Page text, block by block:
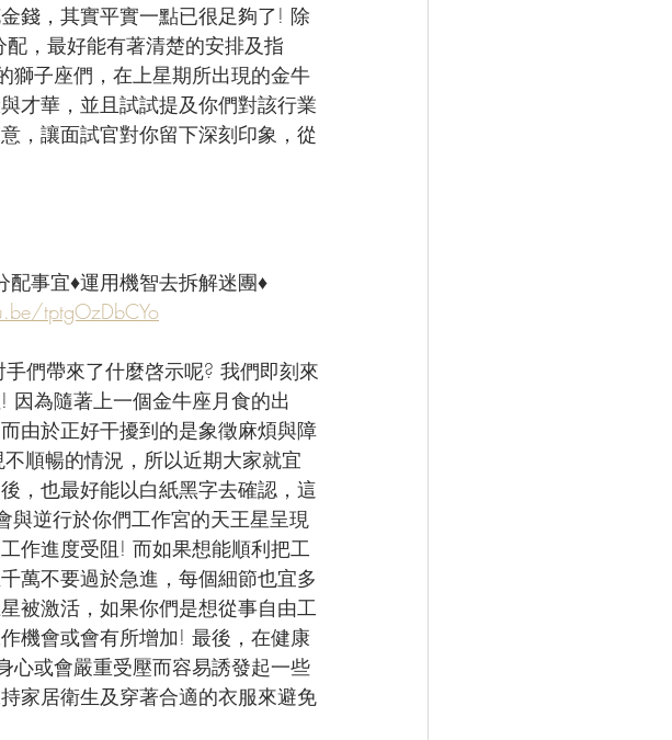
錢，其實平實一點已很足夠了! 除
，最好能有著清楚的安排及指
獅子座們，在上星期所出現的金牛
才華，並且試試提及你們對該行業
，讓面試官對你留下深刻印象，從
配事宜♦運用機智去拆解迷團♦
tptgOzDbCYo
們帶來了什麼啓示呢? 我們即刻來
因為隨著上一個金牛座月食的出
由於正好干擾到的是象徵麻煩與障
順暢的情況，所以近期大家就宜
，也最好能以白紙黑字去確認，這
逆行於你們工作宮的天王星呈現
作進度受阻! 而如果想能順利把工
萬不要過於急進，每個細節也宜多
被激活，如果你們是想從事自由工
機會或會有所增加! 最後，在健康
心或會嚴重受壓而容易誘發起一些
家居衛生及穿著合適的衣服來避免